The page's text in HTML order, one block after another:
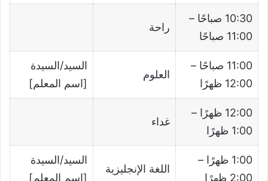
10:30 صباحًا –
11:00 صباحًا
راحة
11:00 صباحًا –
12:00 ظهرًا
العلوم
السيد/السيدة
[اسم المعلم]
12:00 ظهرًا –
1:00 ظهرًا
غداء
1:00 ظهرًا –
2:00 ظهرًا
اللغة الإنجليزية
السيد/السيدة
[اسم المعلم]